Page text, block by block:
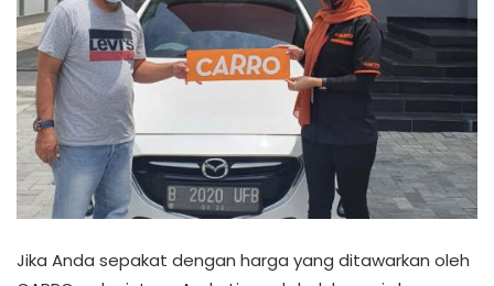
Jika Anda sepakat dengan harga yang ditawarkan oleh